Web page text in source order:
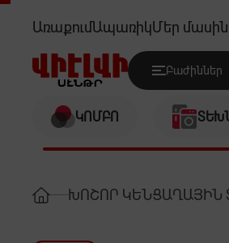
SIMFER
ԱռաքումԱպառիկՄեր մասին
Բաժիններ
ԿՈՄԲՈ
ԽՈՇՈՐ ԿԵՆՑԱՂԱՅԻՆ